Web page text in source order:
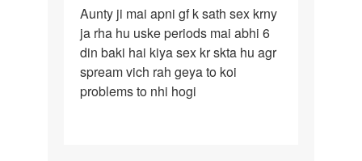
Aunty
ji
mai
apni
gf
Aunty ji mai apni gf k sath sex krny
ja rha hu uske periods mai abhi 6
din baki hai kiya sex kr skta hu agr
spream vich rah geya to koi
problems to nhi hogi